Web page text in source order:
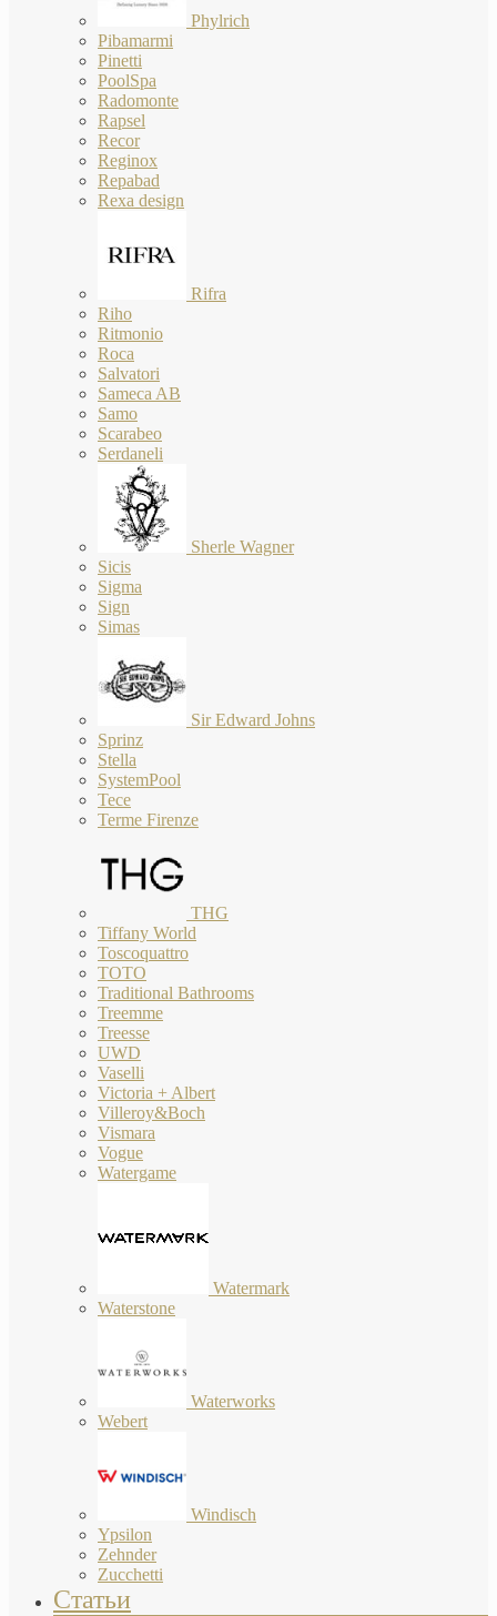
Phylrich
Pibamarmi
Pinetti
PoolSpa
Radomonte
Rapsel
Recor
Reginox
Repabad
Rexa design
Rifra
Riho
Ritmonio
Roca
Salvatori
Sameca AB
Samo
Scarabeo
Serdaneli
Sherle Wagner
Sicis
Sigma
Sign
Simas
Sir Edward Johns
Sprinz
Stella
SystemPool
Tece
Terme Firenze
THG
Tiffany World
Toscoquattro
TOTO
Traditional Bathrooms
Treemme
Treesse
UWD
Vaselli
Victoria + Albert
Villeroy&Boch
Vismara
Vogue
Watergame
Watermark
Waterstone
Waterworks
Webert
Windisch
Ypsilon
Zehnder
Zucchetti
Статьи